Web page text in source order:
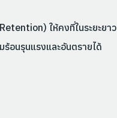
ให้คงที่ในระยะยาว
ร้อนรุนแรงและอันตรายได้